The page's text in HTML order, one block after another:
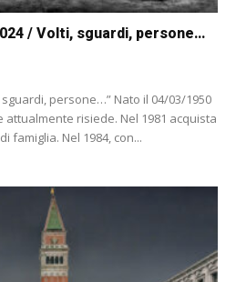
/ Volti, sguardi, persone…
sguardi, persone…” Nato il 04/03/1950
attualmente risiede. Nel 1981 acquista
famiglia. Nel 1984, con...